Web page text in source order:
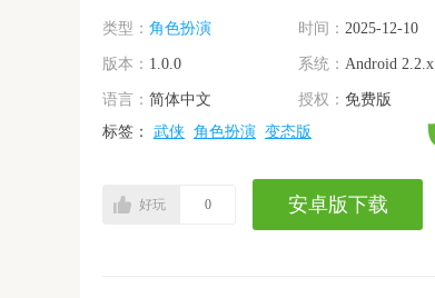
类型： 角色扮演 时间： 2025-12-10
版本： 1.0.0 系统： Android 2.2.x
语言： 简体中文 授权： 免费版
标签：
武侠 角色扮演 变态版
好玩 0 安卓版下载